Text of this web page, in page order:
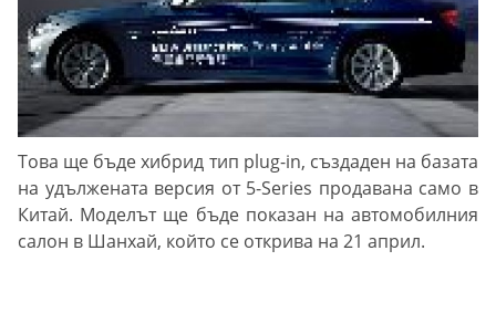
Това ще бъде хибрид тип plug-in, създаден на базата
на удължената версия от 5-Series продавана само в
Китай. Моделът ще бъде показан на автомобилния
салон в Шанхай, който се открива на 21 април.